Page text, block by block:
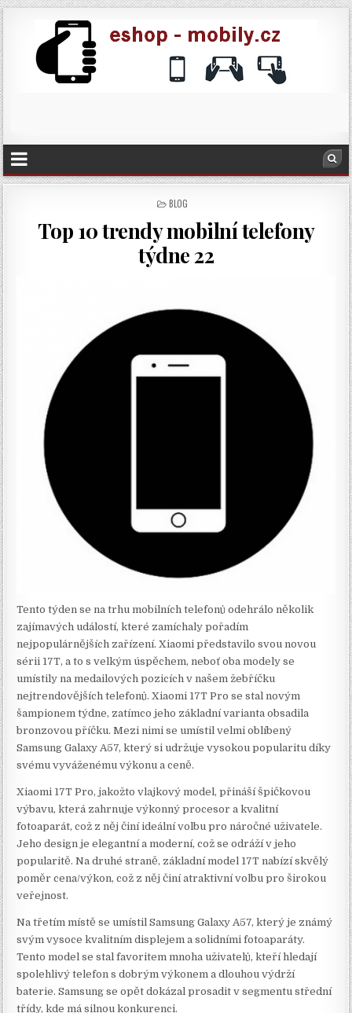
POSTED
BLOG
Top 10 trendy mobilní telefony
týdne 22
Tento týden se na trhu mobilních telefonů odehrálo několik
zajímavých událostí, které zamíchaly pořadím
nejpopulárnějších zařízení. Xiaomi představilo svou novou
sérii 17T, a to s velkým úspěchem, neboť oba modely se
umístily na medailových pozicích v našem žebříčku
nejtrendovějších telefonů. Xiaomi 17T Pro se stal novým
šampionem týdne, zatímco jeho základní varianta obsadila
bronzovou příčku. Mezi nimi se umístil velmi oblíbený
Samsung Galaxy A57, který si udržuje vysokou popularitu díky
svému vyváženému výkonu a ceně.
Xiaomi 17T Pro, jakožto vlajkový model, přináší špičkovou
výbavu, která zahrnuje výkonný procesor a kvalitní
fotoaparát, což z něj činí ideální volbu pro náročné uživatele.
Jeho design je elegantní a moderní, což se odráží v jeho
popularitě. Na druhé straně, základní model 17T nabízí skvělý
poměr cena/výkon, což z něj činí atraktivní volbu pro širokou
veřejnost.
Na třetím místě se umístil Samsung Galaxy A57, který je známý
svým vysoce kvalitním displejem a solidními fotoaparáty.
Tento model se stal favoritem mnoha uživatelů, kteří hledají
spolehlivý telefon s dobrým výkonem a dlouhou výdrží
baterie. Samsung se opět dokázal prosadit v segmentu střední
třídy, kde má silnou konkurenci.